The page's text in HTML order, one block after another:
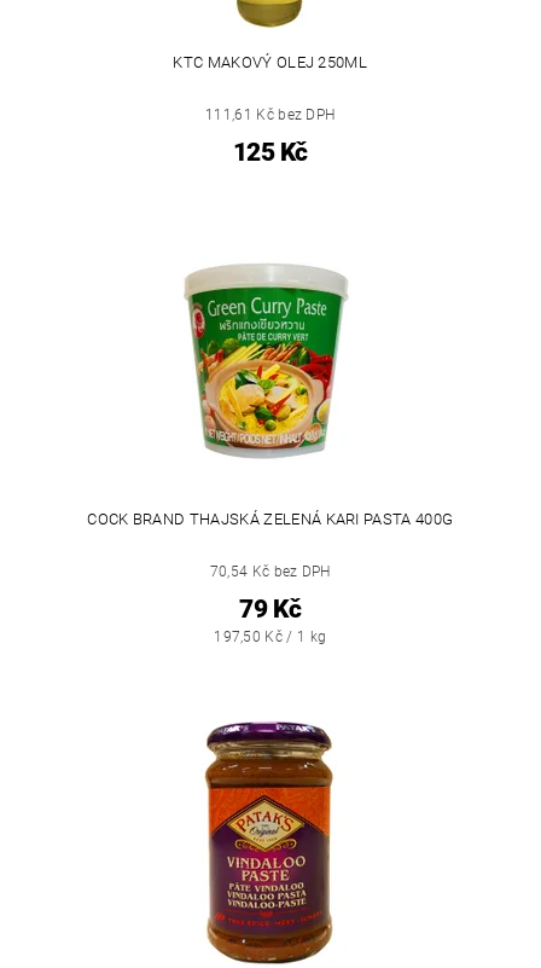
KTC MAKOVÝ OLEJ 250ML
111,61 Kč bez DPH
125 Kč
COCK BRAND THAJSKÁ ZELENÁ KARI PASTA 400G
70,54 Kč bez DPH
79 Kč
197,50 Kč / 1 kg